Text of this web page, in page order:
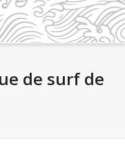
de surf de